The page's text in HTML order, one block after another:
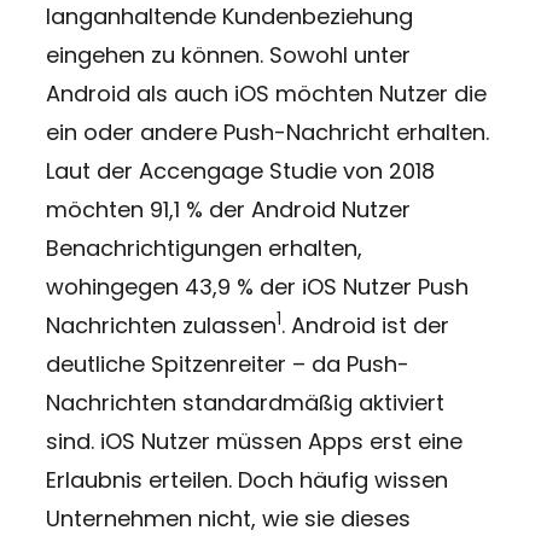
langanhaltende Kundenbeziehung
eingehen zu können. Sowohl unter
Android als auch iOS möchten Nutzer die
ein oder andere Push-Nachricht erhalten.
Laut der Accengage Studie von 2018
möchten 91,1 % der Android Nutzer
Benachrichtigungen erhalten,
wohingegen 43,9 % der iOS Nutzer Push
Nachrichten zulassen1. Android ist der
deutliche Spitzenreiter – da Push-
Nachrichten standardmäßig aktiviert
sind. iOS Nutzer müssen Apps erst eine
Erlaubnis erteilen. Doch häufig wissen
Unternehmen nicht, wie sie dieses